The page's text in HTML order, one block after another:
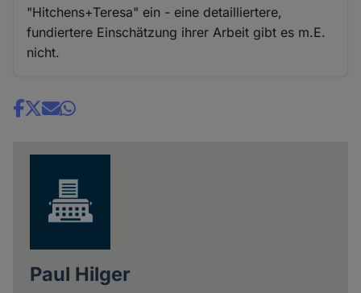
"Hitchens+Teresa" ein - eine detailliertere,
fundiertere Einschätzung ihrer Arbeit gibt es m.E.
nicht.
Share
Paul Hilger